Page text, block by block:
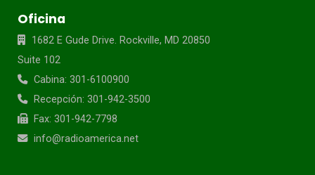
Oficina
1682 E Gude Drive. Rockville, MD 20850
Suite 102
Cabina: 301-6100900
Recepción: 301-942-3500
Fax: 301-942-7798
info@radioamerica.net